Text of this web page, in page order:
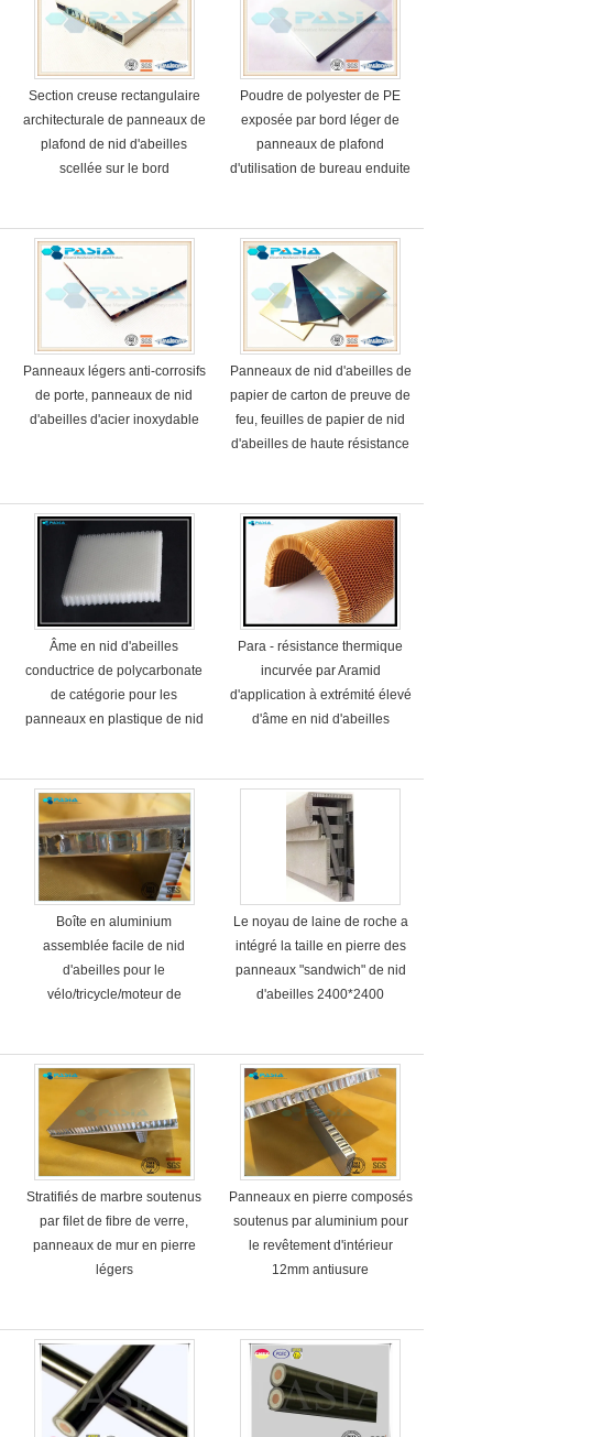
Section creuse rectangulaire
architecturale de panneaux de
plafond de nid d'abeilles
scellée sur le bord
Poudre de polyester de PE
exposée par bord léger de
panneaux de plafond
d'utilisation de bureau enduite
Panneaux légers anti-corrosifs
de porte, panneaux de nid
d'abeilles d'acier inoxydable
Panneaux de nid d'abeilles de
papier de carton de preuve de
feu, feuilles de papier de nid
d'abeilles de haute résistance
Âme en nid d'abeilles
conductrice de polycarbonate
de catégorie pour les
panneaux en plastique de nid
Para - résistance thermique
incurvée par Aramid
d'application à extrémité élevé
d'âme en nid d'abeilles
Boîte en aluminium
assemblée facile de nid
d'abeilles pour le
vélo/tricycle/moteur de
Le noyau de laine de roche a
intégré la taille en pierre des
panneaux "sandwich" de nid
d'abeilles 2400*2400
Stratifiés de marbre soutenus
par filet de fibre de verre,
panneaux de mur en pierre
légers
Panneaux en pierre composés
soutenus par aluminium pour
le revêtement d'intérieur
12mm antiusure